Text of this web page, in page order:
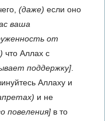
(даже) если оно
ваша
от
что Аллах с
поддержку]
Аллаху и
и не
повеления] в то